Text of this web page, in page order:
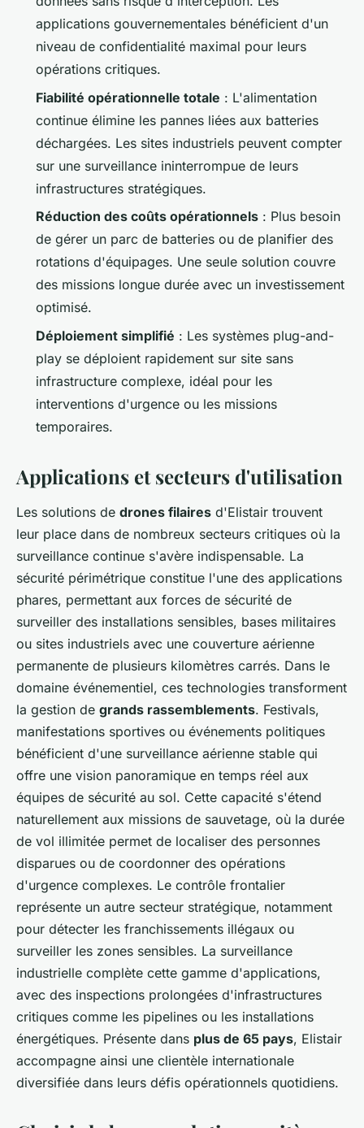
applications gouvernementales bénéficient d'un
niveau de confidentialité maximal pour leurs
opérations critiques.
Fiabilité opérationnelle totale : L'alimentation
continue élimine les pannes liées aux batteries
déchargées. Les sites industriels peuvent compter
sur une surveillance ininterrompue de leurs
infrastructures stratégiques.
Réduction des coûts opérationnels : Plus besoin
de gérer un parc de batteries ou de planifier des
rotations d'équipages. Une seule solution couvre
des missions longue durée avec un investissement
optimisé.
Déploiement simplifié : Les systèmes plug-and-
play se déploient rapidement sur site sans
infrastructure complexe, idéal pour les
interventions d'urgence ou les missions
temporaires.
Applications et secteurs d'utilisation
Les solutions de drones filaires d'Elistair trouvent
leur place dans de nombreux secteurs critiques où la
surveillance continue s'avère indispensable. La
sécurité périmétrique constitue l'une des applications
phares, permettant aux forces de sécurité de
surveiller des installations sensibles, bases militaires
ou sites industriels avec une couverture aérienne
permanente de plusieurs kilomètres carrés. Dans le
domaine événementiel, ces technologies transforment
la gestion de grands rassemblements. Festivals,
manifestations sportives ou événements politiques
bénéficient d'une surveillance aérienne stable qui
offre une vision panoramique en temps réel aux
équipes de sécurité au sol. Cette capacité s'étend
naturellement aux missions de sauvetage, où la durée
de vol illimitée permet de localiser des personnes
disparues ou de coordonner des opérations
d'urgence complexes. Le contrôle frontalier
représente un autre secteur stratégique, notamment
pour détecter les franchissements illégaux ou
surveiller les zones sensibles. La surveillance
industrielle complète cette gamme d'applications,
avec des inspections prolongées d'infrastructures
critiques comme les pipelines ou les installations
énergétiques. Présente dans plus de 65 pays, Elistair
accompagne ainsi une clientèle internationale
diversifiée dans leurs défis opérationnels quotidiens.